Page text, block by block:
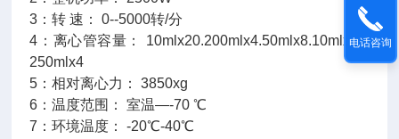
3：转 速： 0--5000转/分
4：离心管容量： 10mlx20.200mlx4.50mlx8.10mlx36.
250mlx4
5：相对离心力： 3850xg
6：温度范围： 室温—-70 ℃
7：环境温度： -20℃-40℃
电话咨询